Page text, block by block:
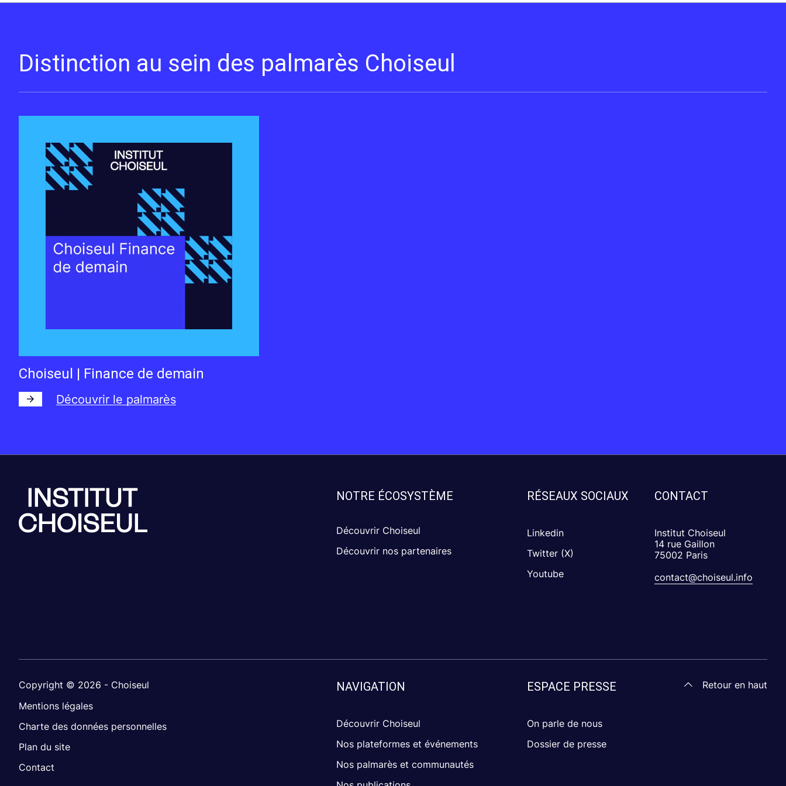
Distinction au sein des palmarès Choiseul
Choiseul | Finance de demain
Découvrir le palmarès
NOTRE ÉCOSYSTÈME
Découvrir Choiseul
Découvrir nos partenaires
RÉSEAUX SOCIAUX
Linkedin
Twitter (X)
Youtube
CONTACT
Institut Choiseul
14 rue Gaillon
75002 Paris
contact@choiseul.info
Copyright © 2026 - Choiseul
Mentions légales
Charte des données personnelles
Plan du site
Contact
NAVIGATION
Découvrir Choiseul
Nos plateformes et événements
Nos palmarès et communautés
ESPACE PRESSE
On parle de nous
Dossier de presse
Retour en haut